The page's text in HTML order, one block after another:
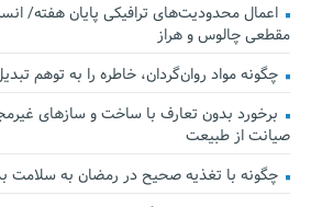
اعمال محدودیت‌های ترافیکی پایان هفته/
مقطعی چالوس و هراز
چگونه مواد روان‌گردان، خاطره را به توهم
برخورد بدون تعارف با ساخت‌ و سازهای
صیانت از طبیعت
چگونه با تغذیه صحیح در رمضان به سلامت